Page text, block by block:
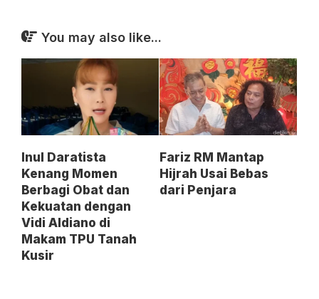
You may also like...
Inul Daratista
Kenang Momen
Berbagi Obat dan
Kekuatan dengan
Vidi Aldiano di
Makam TPU Tanah
Kusir
Fariz RM Mantap
Hijrah Usai Bebas
dari Penjara